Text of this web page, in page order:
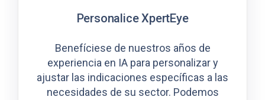
Personalice XpertEye
Benefíciese de nuestros años de
experiencia en IA para personalizar y
ajustar las indicaciones específicas a las
necesidades de su sector. Podemos